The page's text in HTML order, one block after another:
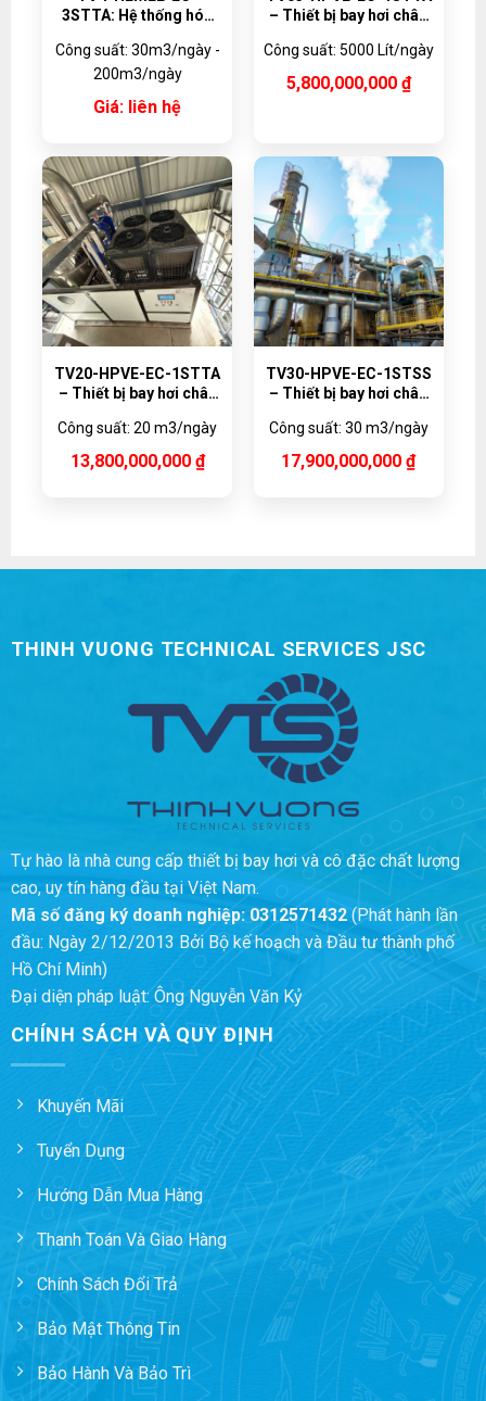
3STTA: Hệ thống hóa
tấm
Công suất: 30m3/ngày -
200m3/ngày
Giá: liên hệ
– Thiết bị bay hơi chân
lít/ngày, Vật liệu
titanium
Công suất: 5000 Lít/ngày
5,800,000,000 ₫
TV20-HPVE-EC-1STTA
– Thiết bị bay hơi chân
20,000 lít/ngày, Vật liệu
Titanium
Công suất: 20 m3/ngày
13,800,000,000 ₫
TV30-HPVE-EC-1STSS
– Thiết bị bay hơi chân
30,000 lít/ngày
Công suất: 30 m3/ngày
17,900,000,000₫
THINH VUONG TECHNICAL SERVICES JSC
Tự hào là nhà cung cấp thiết bị bay hơi và cô đặc chất lượng
cao, uy tín hàng đầu tại Việt Nam.
Mã số đăng ký doanh nghiệp: 0312571432(Phát hành lần
đầu: Ngày 2/12/2013 Bởi Bộ kế hoạch và Đầu tư thành phố
Hồ Chí Minh)
Đại diện pháp luật: Ông Nguyễn Văn Kỷ
CHÍNH SÁCH VÀ QUY ĐỊNH
Khuyến Mãi
Tuyển Dụng
Hướng Dẫn Mua Hàng
Thanh Toán Và Giao Hàng
Chính Sách Đổi Trả
Bảo Mật Thông Tin
Bảo Hành Và Bảo Trì